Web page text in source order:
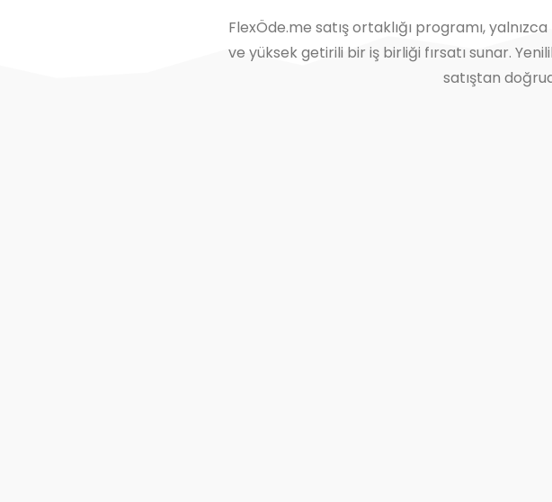
FlexÖde.me satış ortaklığı programı,
ve yüksek getirili bir iş birliği fırsatı sunar.
satıştan